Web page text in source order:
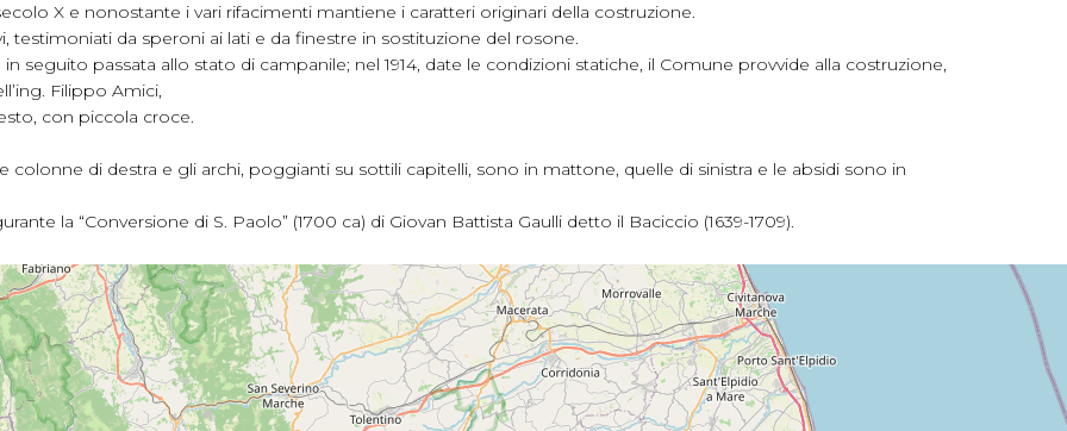
X e nonostante i vari rifacimenti mantiene i caratteri originari della costruzione.
testimoniati da speroni ai lati e da finestre in sostituzione del rosone.
seguito passata allo stato di campanile; nel 1914, date le condizioni statiche, il Comune provvide alla costruzione,
Filippo Amici,
con piccola croce.
colonne di destra e gli archi, poggianti su sottili capitelli, sono in mattone, quelle di sinistra e le absidi sono in
la “Conversione di S. Paolo” (1700 ca) di Giovan Battista Gaulli detto il Baciccio (1639-1709).